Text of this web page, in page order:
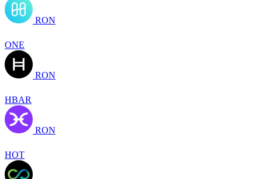
RON
ONE
RON
HBAR
RON
HOT